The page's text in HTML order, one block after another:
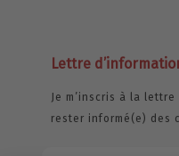
Lettre
Je m’inscris à la
rester informé(e) des